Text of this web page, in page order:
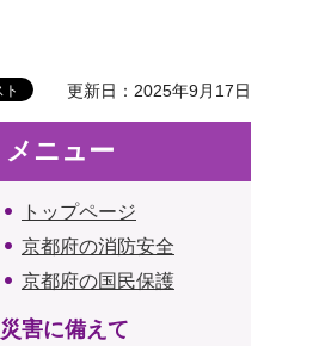
更新日：2025年9月17日
メニュー
トップページ
京都府の消防安全
京都府の国民保護
災害に備えて